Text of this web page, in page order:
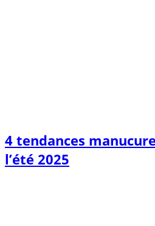
4 tendances
l’été 2025